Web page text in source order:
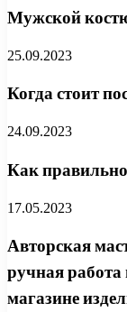
Мужской
25.09.2023
Когда стоит
24.09.2023
Как
17.05.2023
Авторская
ручная
магазине